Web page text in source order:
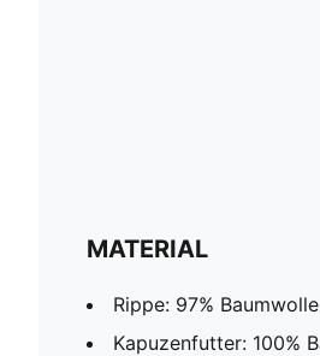
MATERIAL
Rippe: 97%
Kapuzenfutter: 100%